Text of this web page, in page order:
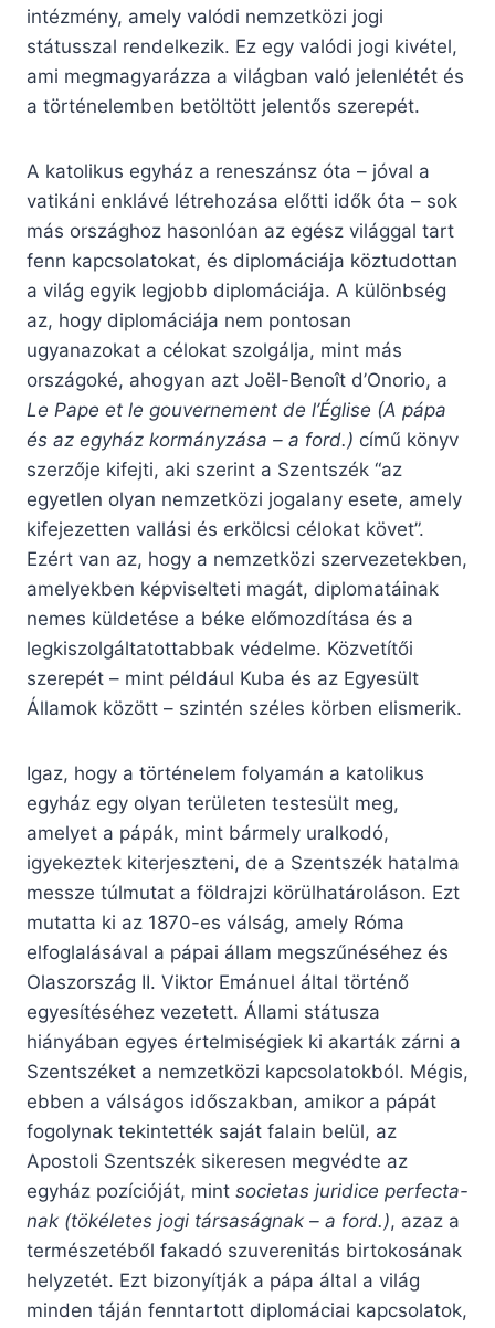
intézmény, amely valódi nemzetközi jogi
státusszal rendelkezik. Ez egy valódi jogi kivétel,
ami megmagyarázza a világban való jelenlétét és
a történelemben betöltött jelentős szerepét.
A katolikus egyház a reneszánsz óta – jóval a
vatikáni enklávé létrehozása előtti idők óta – sok
más országhoz hasonlóan az egész világgal tart
fenn kapcsolatokat, és diplomáciája köztudottan
a világ egyik legjobb diplomáciája. A különbség
az, hogy diplomáciája nem pontosan
ugyanazokat a célokat szolgálja, mint más
országoké, ahogyan azt Joël-Benoît d’Onorio, a
Le Pape et le gouvernement de l’Église (A pápa
és az egyház kormányzása – a ford.) című könyv
szerzője kifejti, aki szerint a Szentszék “az
egyetlen olyan nemzetközi jogalany esete, amely
kifejezetten vallási és erkölcsi célokat követ”.
Ezért van az, hogy a nemzetközi szervezetekben,
amelyekben képviselteti magát, diplomatáinak
nemes küldetése a béke előmozdítása és a
legkiszolgáltatottabbak védelme. Közvetítői
szerepét – mint például Kuba és az Egyesült
Államok között – szintén széles körben elismerik.
Igaz, hogy a történelem folyamán a katolikus
egyház egy olyan területen testesült meg,
amelyet a pápák, mint bármely uralkodó,
igyekeztek kiterjeszteni, de a Szentszék hatalma
messze túlmutat a földrajzi körülhatároláson. Ezt
mutatta ki az 1870-es válság, amely Róma
elfoglalásával a pápai állam megszűnéséhez és
Olaszország II. Viktor Emánuel által történő
egyesítéséhez vezetett. Állami státusza
hiányában egyes értelmiségiek ki akarták zárni a
Szentszéket a nemzetközi kapcsolatokból. Mégis,
ebben a válságos időszakban, amikor a pápát
fogolynak tekintették saját falain belül, az
Apostoli Szentszék sikeresen megvédte az
egyház pozícióját, mint societas juridice perfecta-
nak (tökéletes jogi társaságnak – a ford.), azaz a
természetéből fakadó szuverenitás birtokosának
helyzetét. Ezt bizonyítják a pápa által a világ
minden táján fenntartott diplomáciai kapcsolatok,